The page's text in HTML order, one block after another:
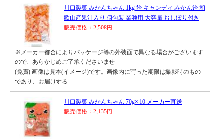
川口製菓 みかんちゃん 1kg 飴 キャンディ みかん飴 和
歌山産果汁入り 個包装 業務用 大容量 おしぼり付き
販売価格：2,508円
※メーカー都合によりパッケージ等の外装面で異なる場合がございます
ので、あらかじめご了承くださいませ
(免責) 画像は見本(イメージ)です。画像内に写った期限は撮影時のもの
であり、お届けする...
川口製菓 みかんちゃん 70g× 10 メーカー直送
販売価格：2,135円